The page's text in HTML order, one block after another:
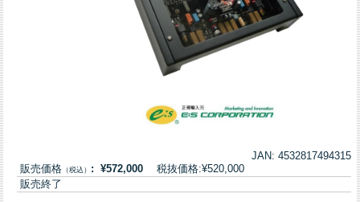
JAN: 4532817494315
販売価格 （税込） : ¥572,000 税抜価格:¥520,000
販売終了